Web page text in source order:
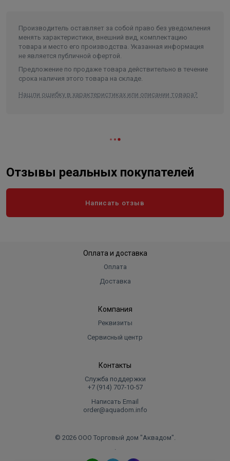
Производитель оставляет за собой право без уведомления
менять характеристики, внешний вид, комплектацию
товара и место его производства. Указанная информация
не является публичной офертой.
Предложение по продаже товара действительно в течение
срока наличия этого товара на складе.
Нашли ошибку в характеристиках или описании товара?
Отзывы реальных покупателей
Написать отзыв
Оплата и доставка
Оплата
Доставка
Компания
Реквизиты
Сервисный центр
Контакты
Служба поддержки
+7 (914) 707‑10‑57
Написать Email
order@aquadom.info
© 2026 ООО Торговый дом "Аквадом".
.